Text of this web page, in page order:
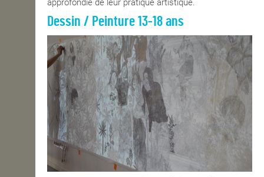
approfondie de leur pratique artistique.
Dessin / Peinture 13-18 ans